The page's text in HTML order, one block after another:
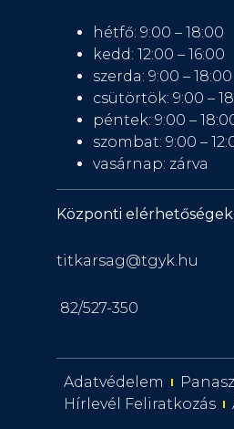
hétfő: 9:00 – 18:00
kedd: 12:00 – 16:00
szerda: 9:00 – 18:00
csütörtök: 9:00 –
péntek: 9:00 –
szombat: 9:00 –
vasárnap: zárva
Központi elérhetőségek:
titkarsag@tgyk.hu
82/527-350
Adatvédelem
Hírlevél Feliratkozás